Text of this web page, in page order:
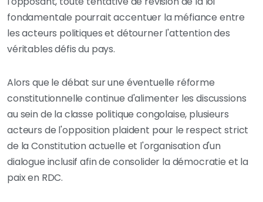
fondamentale pourrait accentuer la méfiance entre
les acteurs politiques et détourner l'attention des
véritables défis du pays.
Alors que le débat sur une éventuelle réforme
constitutionnelle continue d'alimenter les discussions
au sein de la classe politique congolaise, plusieurs
acteurs de l'opposition plaident pour le respect strict
de la Constitution actuelle et l'organisation d'un
dialogue inclusif afin de consolider la démocratie et la
paix en RDC.